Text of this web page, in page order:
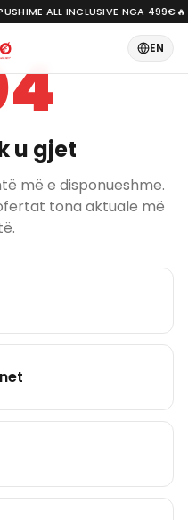
ALL INCLUSIVE NGA 499€🔥
EN
u gjet
më e disponueshme.
tona aktuale më